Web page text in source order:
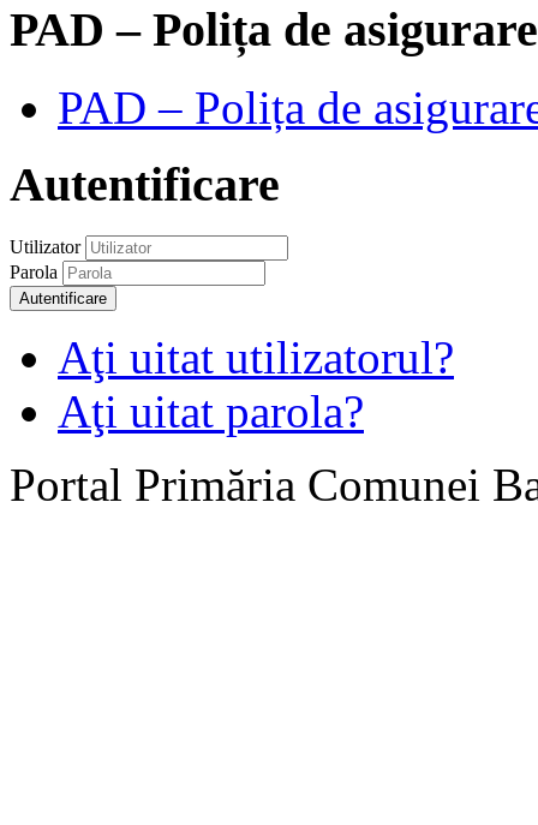
PAD – Polița de asigurare
PAD – Polița de
Autentificare
Utilizator
Parola
Autentificare
Aţi uitat utilizatorul?
Aţi uitat parola?
Portal Primăria Comunei